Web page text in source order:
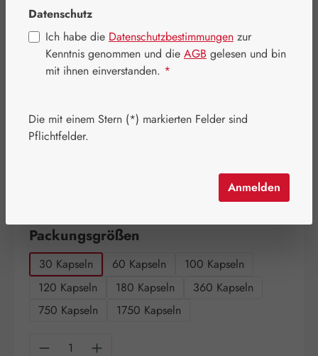
Regulärer Preis:
38,60 €
Inhalt:0.017 Kilogramm
Packungsgrößen
30 Kapseln 60 Kapseln
100 Kapseln
120 Kapseln
180 Kapseln
360 Kapseln
750 Kapseln
1750 Kapseln
Produkt Anzahl: Gib den gewünschten
Datenschutz
Ich habe die Datenschutzbestimmungen zur
Kenntnis genommen und die AGB gelesen und bin
mit ihnen einverstanden. *
Die mit einem Stern (*) markierten Felder sind
Pflichtfelder.
Anmelden